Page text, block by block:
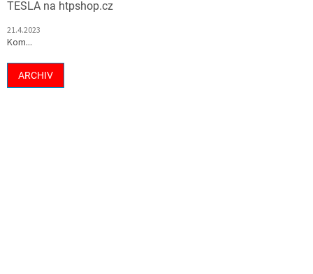
TESLA na htpshop.cz
21.4.2023
Kom...
ARCHIV